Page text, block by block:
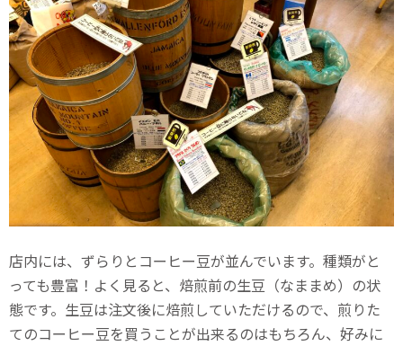
店内には、ずらりとコーヒー豆が並んでいます。種類がと
っても豊富！よく見ると、焙煎前の生豆（なままめ）の状
態です。生豆は注文後に焙煎していただけるので、煎りた
てのコーヒー豆を買うことが出来るのはもちろん、好みに